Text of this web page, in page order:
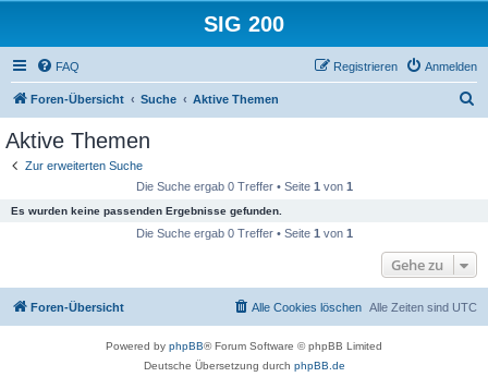
SIG 200
FAQ Anmelden
Registrieren
Foren-Übersicht Suche Aktive Themen
Aktive Themen
Zur erweiterten Suche
Die Suche ergab 0 Treffer • Seite 1 von 1
Es wurden keine passenden Ergebnisse gefunden.
Die Suche ergab 0 Treffer • Seite 1 von 1
Gehe zu
Foren-Übersicht Alle Zeiten sind UTC
Alle Cookies löschen
Powered by phpBB® Forum Software © phpBB Limited
Deutsche Übersetzung durch phpBB.de